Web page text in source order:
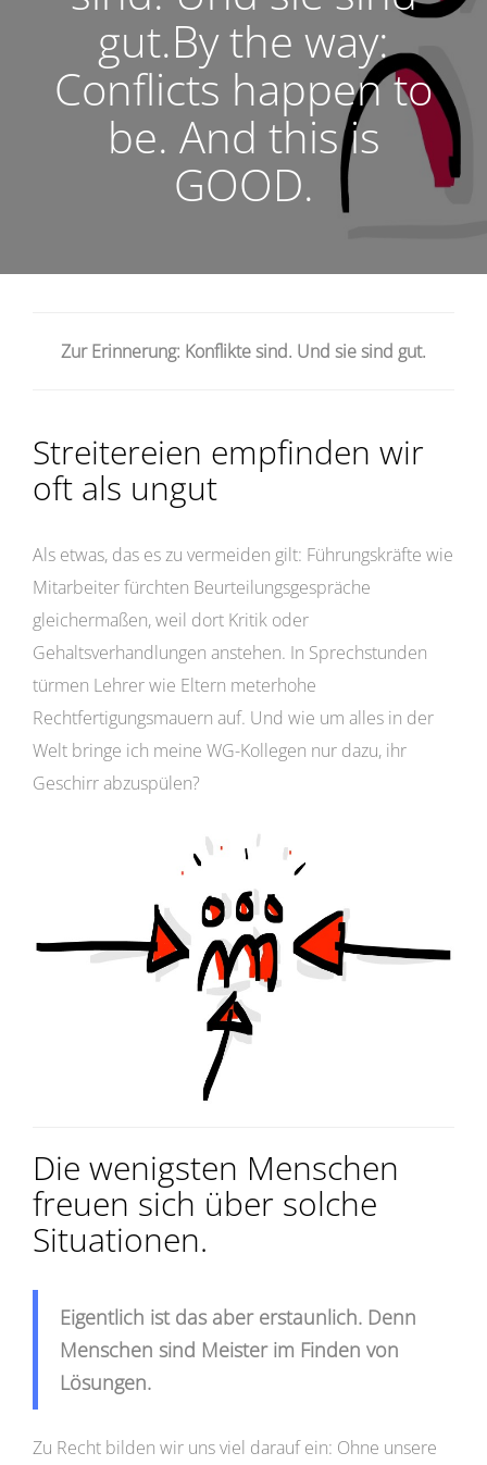
gut.By the way:
Conflicts happen to
be. And this is
GOOD.
Zur Erinnerung: Konflikte sind. Und sie sind gut.
Streitereien empfinden wir
oft als ungut
Als etwas, das es zu vermeiden gilt: Führungskräfte wie
Mitarbeiter fürchten Beurteilungsgespräche
gleichermaßen, weil dort Kritik oder
Gehaltsverhandlungen anstehen. In Sprechstunden
türmen Lehrer wie Eltern meterhohe
Rechtfertigungsmauern auf. Und wie um alles in der
Welt bringe ich meine WG-Kollegen nur dazu, ihr
Geschirr abzuspülen?
Die wenigsten Menschen
freuen sich über solche
Situationen.
Eigentlich ist das aber erstaunlich. Denn
Menschen sind Meister im Finden von
Lösungen.
Zu Recht bilden wir uns viel darauf ein: Ohne unsere